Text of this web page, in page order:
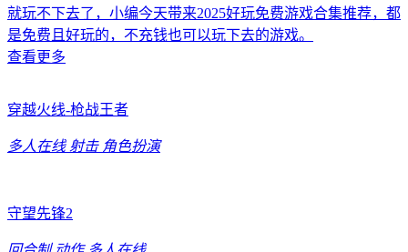
就玩不下去了，小编今天带来2025好玩免费游戏合集推荐，都
是免费且好玩的，不充钱也可以玩下去的游戏。
查看更多
穿越火线-枪战王者
多人在线 射击 角色扮演
守望先锋2